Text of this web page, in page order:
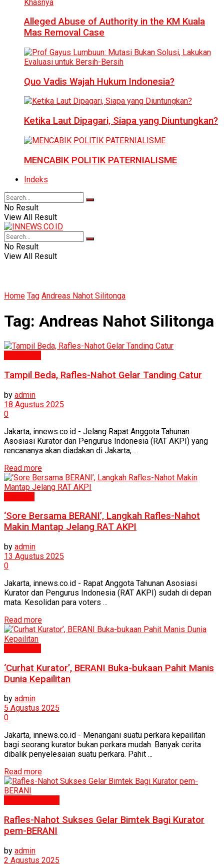
Alleged Abuse of Authority in the KM Kuala
Mas Removal Case
Quo Vadis Wajah Hukum Indonesia?
Ketika Laut Dipagari, Siapa yang Diuntungkan?
MENCABIK POLITIK PATERNIALISME
Indeks
No Result
View All Result
No Result
View All Result
Home Tag Andreas Nahot Silitonga
Tag: Andreas Nahot Silitonga
Tampil Beda, Rafles-Nahot Gelar Tanding Catur
by admin
18 Agustus 2025
0
Jakarta, innews.co.id - Jelang Rapat Anggota Tahunan
Asosiasi Kurator dan Pengurus Indonesia (RAT AKPI) yang
rencananya akan diadakan di Jakarta, ...
Read more
‘Sore Bersama BERANI’, Langkah Rafles-Nahot
Makin Mantap Jelang RAT AKPI
by admin
13 Agustus 2025
0
Jakarta, innews.co.id - Rapat Anggota Tahunan Asosiasi
Kurator dan Pengurus Indonesia (RAT AKPI) sudah di depan
mata. Kesolidan para voters ...
Read more
‘Curhat Kurator’, BERANI Buka-bukaan Pahit Manis
Dunia Kepailitan
by admin
5 Agustus 2025
0
Jakarta, innews.co.id - Menangani suatu perkara kepailitan
bagi seorang kurator bukan perkara mudah. Banyak cerita
dibalik penyelesaian suatu perkara. Pahit ...
Read more
Rafles-Nahot Sukses Gelar Bimtek Bagi Kurator
pem-BERANI
by admin
2 Agustus 2025